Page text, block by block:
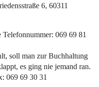
6, 60311
069 69 81
soll man zur Buchhaltung
es ging nie jemand ran.
069 69 30 31